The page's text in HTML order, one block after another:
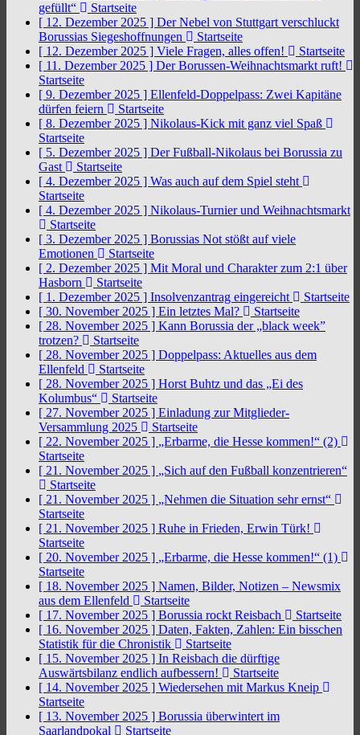
gefüllt“
Startseite
[ 12. Dezember 2025 ] Der Nebel von Stuttgart verschluckt
Borussias Siegeshoffnungen
Startseite
[ 12. Dezember 2025 ] Viele Fragen, alles offen!
Startseite
[ 11. Dezember 2025 ] Der Borussen-Weihnachtsmarkt ruft!
Startseite
[ 9. Dezember 2025 ] Ellenfeld-Doppelpass: Zwei Kapitäne
dürfen feiern
Startseite
[ 8. Dezember 2025 ] Nikolaus-Kick mit ganz viel Spaß
Startseite
[ 5. Dezember 2025 ] Der Fußball-Nikolaus bei Borussia zu
Gast
Startseite
[ 4. Dezember 2025 ] Was auch auf dem Spiel steht
Startseite
[ 4. Dezember 2025 ] Nikolaus-Turnier und Weihnachtsmarkt
Startseite
[ 3. Dezember 2025 ] Borussias Not stößt auf viele
Emotionen
Startseite
[ 2. Dezember 2025 ] Mit Moral und Charakter zum 2:1 über
Hasborn
Startseite
[ 1. Dezember 2025 ] Insolvenzantrag eingereicht
Startseite
[ 30. November 2025 ] Ein letztes Mal?
Startseite
[ 28. November 2025 ] Kann Borussia der „black week”
trotzen?
Startseite
[ 28. November 2025 ] Doppelpass: Aktuelles aus dem
Ellenfeld
Startseite
[ 28. November 2025 ] Horst Buhtz und das „Ei des
Kolumbus“
Startseite
[ 27. November 2025 ] Einladung zur Mitglieder-
Versammlung 2025
Startseite
[ 22. November 2025 ] „Erbarme, die Hesse kommen!“ (2)
Startseite
[ 21. November 2025 ] „Sich auf den Fußball konzentrieren“
Startseite
[ 21. November 2025 ] „Nehmen die Situation sehr ernst“
Startseite
[ 21. November 2025 ] Ruhe in Frieden, Erwin Türk!
Startseite
[ 20. November 2025 ] „Erbarme, die Hesse kommen!“ (1)
Startseite
[ 18. November 2025 ] Namen, Bilder, Notizen – Newsmix
aus dem Ellenfeld
Startseite
[ 17. November 2025 ] Borussia rockt Reisbach
Startseite
[ 16. November 2025 ] Daten, Fakten, Zahlen: Ein bisschen
Statistik für die Chronistik
Startseite
[ 15. November 2025 ] In Reisbach die dürftige
Auswärtsbilanz endlich aufbessern!
Startseite
[ 14. November 2025 ] Wiedersehen mit Markus Kneip
Startseite
[ 13. November 2025 ] Borussia überwintert im
Saarlandpokal
Startseite